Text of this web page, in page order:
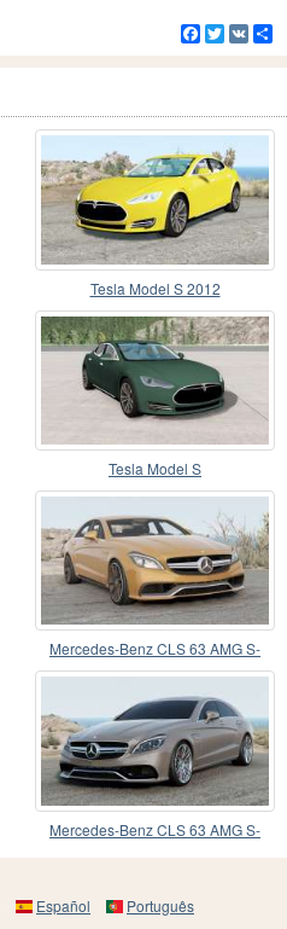
Facebook
Twitter
VK
Tesla Model S 2012
Tesla Model S
Mercedes-Benz CLS 63 AMG S-
Model (С218) 2014
Mercedes-Benz CLS 63 AMG S-
Español Português